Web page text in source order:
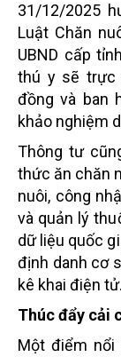
31/12/2025
Luật Chăn
UBND cấp
thú y sẽ trực
đồng và ban
khảo nghiệm
Thông tư
thức ăn chăn
nuôi, công
và quản lý
dữ liệu quốc
định danh cơ
kê khai điện tử.
Thúc đẩy cải
Một điểm